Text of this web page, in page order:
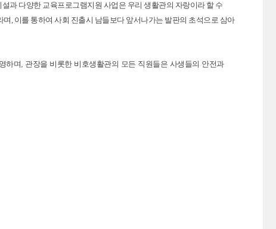
과 다양한 교육프로그램지원 사업은 우리 생활관의 자랑이라 할 수
, 이를 통하여 사회 진출시 남들보다 앞서나가는 발판의 초석으로 삼아
며, 관장을 비롯한 비호생활관의 모든 직원들은 사생들의 안전과